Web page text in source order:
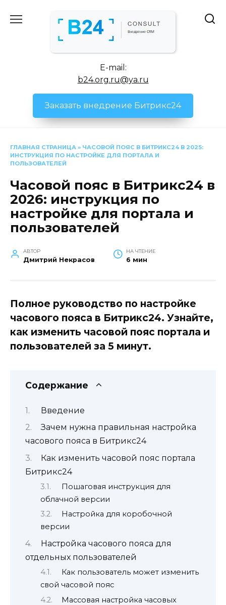
E-mail:
b24.org.ru@ya.ru
Заказать внедрение Битрикс24
ГЛАВНАЯ СТРАНИЦА » ЧАСОВОЙ ПОЯС В БИТРИКС24 В 2025:
ИНСТРУКЦИЯ ПО НАСТРОЙКЕ ДЛЯ ПОРТАЛА И
ПОЛЬЗОВАТЕЛЕЙ
Часовой пояс в Битрикс24 в
2026: инструкция по
настройке для портала и
пользователей
АВТОР
Дмитрий Некрасов
НА ЧТЕНИЕ
6 мин
Полное руководство по настройке
часового пояса в Битрикс24. Узнайте,
как изменить часовой пояс портала и
пользователей за 5 минут.
Содержание
Введение
Зачем нужна правильная настройка
часового пояса в Битрикс24
Как изменить часовой пояс портала
Битрикс24
Пошаговая инструкция для
облачной версии
Настройка для коробочной
версии
Настройка часового пояса для
отдельных пользователей
Как пользователь может изменить
свой часовой пояс
Массовая настройка часовых